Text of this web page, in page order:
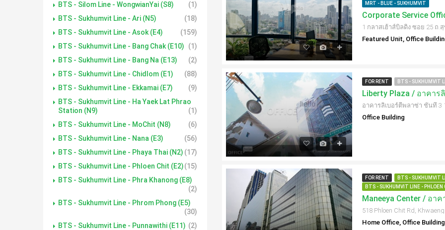
MRT - BLUE - SUKHUMVIT
Corporate Service
Featured Unit, Office
FOR RENT BTS - SUKHUMVIT
Liberty Plaza / อาคาร
Office Building
FOR RENT
BTS - SUKHUMVIT
BTS - SUKHUMVIT LINE -
Maneeya Center / อา
Home Office, Office
BTS - Silom Line - WongwianYai (S8)
(1)
BTS - Sukhumvit Line - Ari (N5)
(18)
BTS - Sukhumvit Line - Asok (E4)
(159)
BTS - Sukhumvit Line - Bang Chak (E10)
(1)
BTS - Sukhumvit Line - Bang Na (E13)
(2)
BTS - Sukhumvit Line - Chidlom (E1)
(88)
BTS - Sukhumvit Line - Ekkamai (E7)
(9)
BTS - Sukhumvit Line - Ha Yaek Lat Phrao
Station (N9)
(1)
BTS - Sukhumvit Line - MoChit (N8)
(6)
BTS - Sukhumvit Line - Nana (E3)
(56)
BTS - Sukhumvit Line - Phaya Thai (N2) (17)
BTS - Sukhumvit Line - Phloen Chit (E2)(15)
BTS - Sukhumvit Line - Phra Khanong (E8)
(2)
BTS - Sukhumvit Line - Phrom Phong (E5)
(30)
BTS - Sukhumvit Line - Punnawithi (E11) (2)